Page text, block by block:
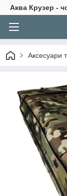
Аква Крузер -
Аксесуари